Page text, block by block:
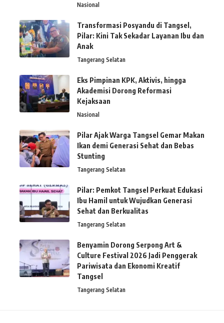
Nasional
Transformasi Posyandu di Tangsel,
Pilar: Kini Tak Sekadar Layanan Ibu dan
Anak
Tangerang Selatan
Eks Pimpinan KPK, Aktivis, hingga
Akademisi Dorong Reformasi
Kejaksaan
Nasional
Pilar Ajak Warga Tangsel Gemar Makan
Ikan demi Generasi Sehat dan Bebas
Stunting
Tangerang Selatan
Pilar: Pemkot Tangsel Perkuat Edukasi
Ibu Hamil untuk Wujudkan Generasi
Sehat dan Berkualitas
Tangerang Selatan
Benyamin Dorong Serpong Art &
Culture Festival 2026 Jadi Penggerak
Pariwisata dan Ekonomi Kreatif
Tangsel
Tangerang Selatan